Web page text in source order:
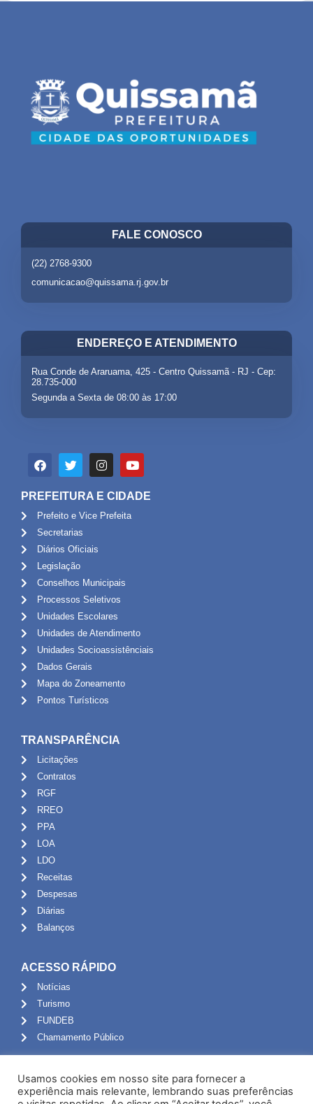
FALE CONOSCO
(22) 2768-9300
comunicacao@quissama.rj.gov.br
ENDEREÇO E ATENDIMENTO
Rua Conde de Araruama, 425 - Centro Quissamã - RJ - Cep:
28.735-000
Segunda a Sexta de 08:00 às 17:00
PREFEITURA E CIDADE
Prefeito e Vice Prefeita
Secretarias
Diários Oficiais
Legislação
Conselhos Municipais
Processos Seletivos
Unidades Escolares
Unidades de Atendimento
Unidades Socioassistênciais
Dados Gerais
Mapa do Zoneamento
Pontos Turísticos
TRANSPARÊNCIA
Licitações
Contratos
RGF
RREO
PPA
LOA
LDO
Receitas
Despesas
Diárias
Balanços
ACESSO RÁPIDO
Notícias
Turismo
FUNDEB
Chamamento Público
Portal do Servidor
Usamos cookies em nosso site para fornecer a
experiência mais relevante, lembrando suas preferências